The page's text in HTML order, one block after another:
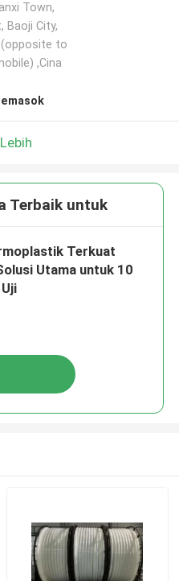
Town,
Baoji City,
(opposite to
,Cina
Terbaik untuk
Terkuat
Utama untuk 10